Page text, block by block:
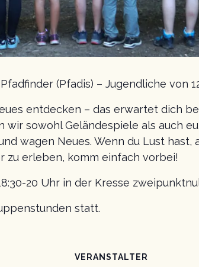
(Pfadis) – Jugendliche von
entdecken – das erwartet dich
sowohl Geländespiele als auch
wagen Neues. Wenn du Lust hast,
zu erleben, komm einfach vorbei!
20 Uhr in der Kresse
statt.
VERANSTALTER